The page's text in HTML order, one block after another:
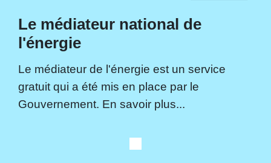
Le médiateur national de
l'énergie
Le médiateur de l'énergie est un service
gratuit qui a été mis en place par le
Gouvernement. En savoir plus...